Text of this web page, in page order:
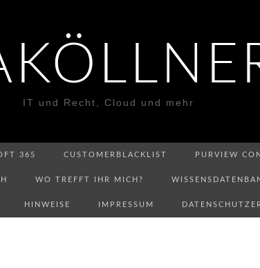
IT und Recht, Cloud und mehr
365 CUSTOMERBLACKLIST PURVIEW
WO TREFFT IHR MICH?
HINWEISE IMPRESSUM